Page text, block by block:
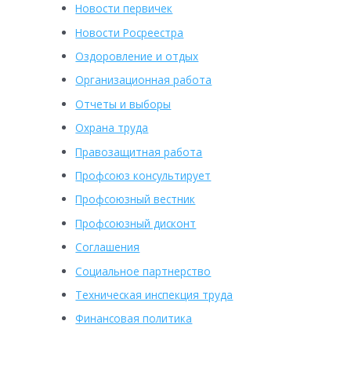
Новости первичек
Новости Росреестра
Оздоровление и отдых
Организационная работа
Отчеты и выборы
Охрана труда
Правозащитная работа
Профсоюз консультирует
Профсоюзный вестник
Профсоюзный дисконт
Соглашения
Социальное партнерство
Техническая инспекция труда
Финансовая политика